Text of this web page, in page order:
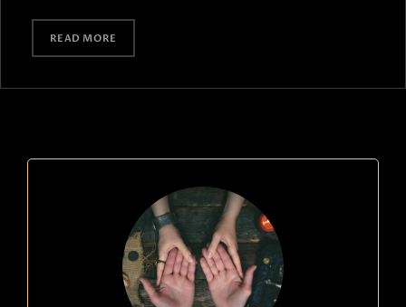
READ MORE